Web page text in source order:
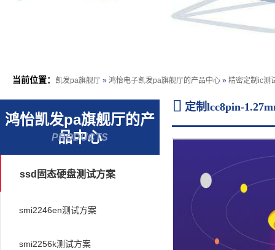
当前位置： 凯发pa旗舰厅 » 鸿怡电子凯发pa旗舰厅的产品中心 » 精密定制ic测
 定制lcc8pin-
鸿怡凯发pa旗舰厅的产
品中心
PRODUCTS
ssd固态硬盘测试方案
smi2246en测试方案
smi2256k测试方案